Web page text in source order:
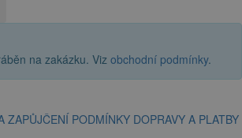
na zakázku. Viz obchodní podmínky.
ZAPŮJČENÍ PODMÍNKY DOPRAVY A PLATBY